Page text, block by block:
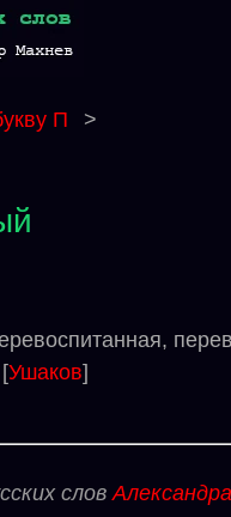
П >
Ушаков]
слов